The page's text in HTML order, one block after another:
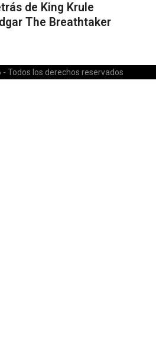
de King Krule
The Breathtaker
- Todos los derechos reservados